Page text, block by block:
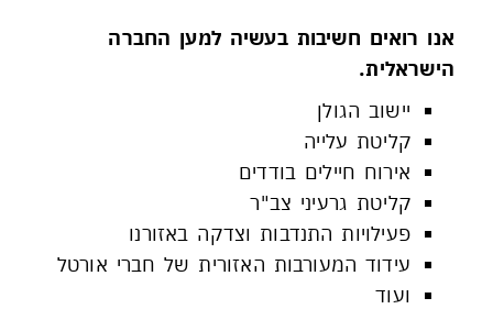
אנו רואים חשיבות בעשיה למען החברה
הישראלית.
יישוב הגולן
קליטת עלייה
אירוח חיילים בודדים
קליטת גרעיני צב"ר
פעילויות התנדבות וצדקה באזורנו
עידוד המעורבות האזורית של חברי אורטל
ועוד